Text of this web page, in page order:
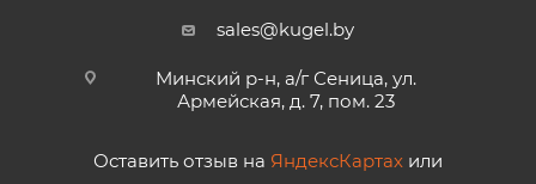
sales@kugel.by
Минский р-н, а/г Сеница, ул.
Армейская, д. 7, пом. 23
Оставить отзыв на ЯндексКартах или